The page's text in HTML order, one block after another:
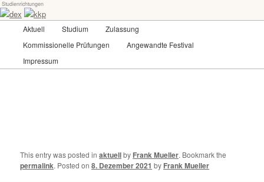
Skip
to
primary
contentdex-kkp
Universität für angewandte Kunst Wien
Studienrichtungen
Aktuell Studium
Zulassung
Kommissionelle Prüfungen
Angewandte Festival
Impressum
This entry was posted inaktuellby Frank Mueller. Bookmark the
permalink. Posted on8. Dezember 2021 by Frank Mueller